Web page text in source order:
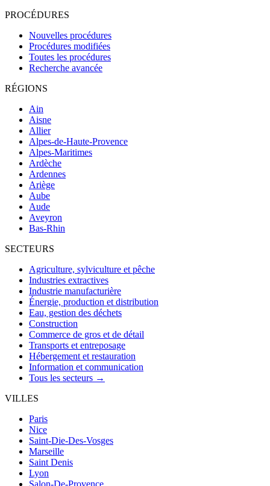
PROCÉDURES
Nouvelles procédures
Procédures modifiées
Toutes les procédures
Recherche avancée
RÉGIONS
Ain
Aisne
Allier
Alpes-de-Haute-Provence
Alpes-Maritimes
Ardèche
Ardennes
Ariège
Aube
Aude
Aveyron
Bas-Rhin
SECTEURS
Agriculture, sylviculture et pêche
Industries extractives
Industrie manufacturière
Énergie, production et distribution
Eau, gestion des déchets
Construction
Commerce de gros et de détail
Transports et entreposage
Hébergement et restauration
Information et communication
Tous les secteurs →
VILLES
Paris
Nice
Saint-Die-Des-Vosges
Marseille
Saint Denis
Lyon
Salon-De-Provence